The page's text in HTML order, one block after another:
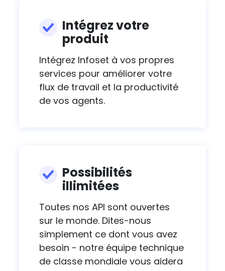
Intégrez votre
produit
Intégrez Infoset à vos propres
services pour améliorer votre
flux de travail et la productivité
de vos agents.
Possibilités
illimitées
Toutes nos API sont ouvertes
sur le monde. Dites-nous
simplement ce dont vous avez
besoin - notre équipe technique
de classe mondiale vous aidera